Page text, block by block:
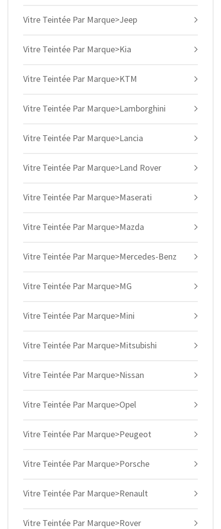
Vitre Teintée Par Marque>Jeep
Vitre Teintée Par Marque>Kia
Vitre Teintée Par Marque>KTM
Vitre Teintée Par Marque>Lamborghini
Vitre Teintée Par Marque>Lancia
Vitre Teintée Par Marque>Land Rover
Vitre Teintée Par Marque>Maserati
Vitre Teintée Par Marque>Mazda
Vitre Teintée Par Marque>Mercedes-Benz
Vitre Teintée Par Marque>MG
Vitre Teintée Par Marque>Mini
Vitre Teintée Par Marque>Mitsubishi
Vitre Teintée Par Marque>Nissan
Vitre Teintée Par Marque>Opel
Vitre Teintée Par Marque>Peugeot
Vitre Teintée Par Marque>Porsche
Vitre Teintée Par Marque>Renault
Vitre Teintée Par Marque>Rover